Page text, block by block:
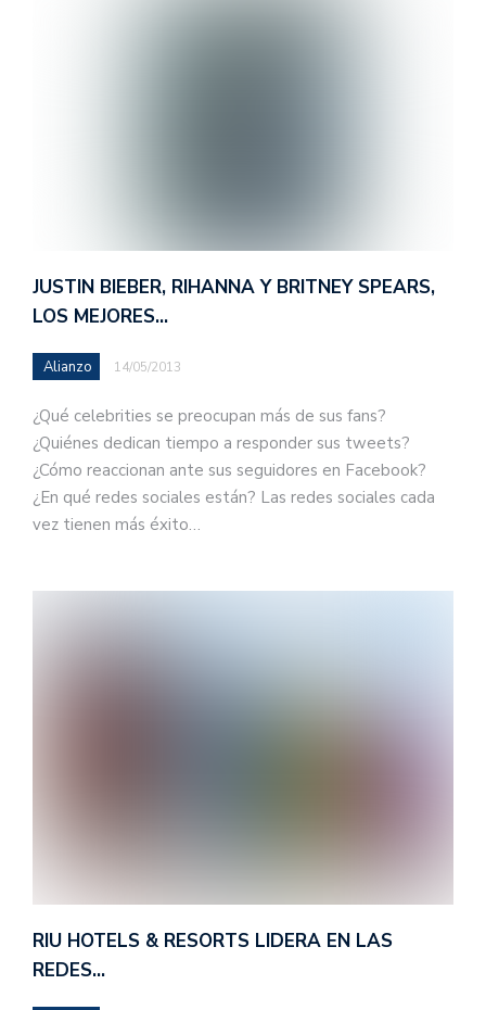
JUSTIN BIEBER, RIHANNA Y BRITNEY SPEARS,
LOS MEJORES…
Alianzo 14/05/2013
¿Qué celebrities se preocupan más de sus fans?
¿Quiénes dedican tiempo a responder sus tweets?
¿Cómo reaccionan ante sus seguidores en Facebook?
¿En qué redes sociales están? Las redes sociales cada
vez tienen más éxito…
RIU HOTELS & RESORTS LIDERA EN LAS
REDES…